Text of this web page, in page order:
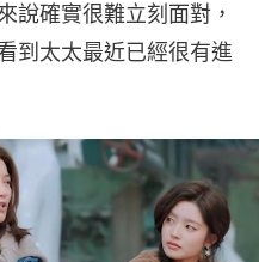
說確實很難立刻面對，
到太太最近已經很有進